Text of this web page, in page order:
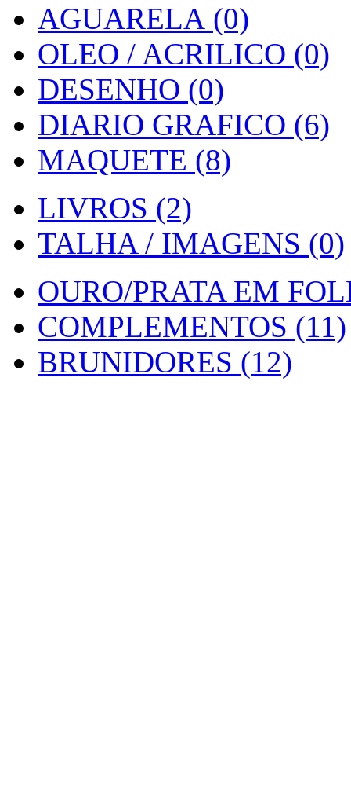
AGUARELA (0)
OLEO / ACRILICO (0)
DESENHO (0)
DIARIO GRAFICO (6)
MAQUETE (8)
LIVROS (2)
TALHA / IMAGENS (0)
OURO/PRATA EM
COMPLEMENTOS (11)
BRUNIDORES (12)